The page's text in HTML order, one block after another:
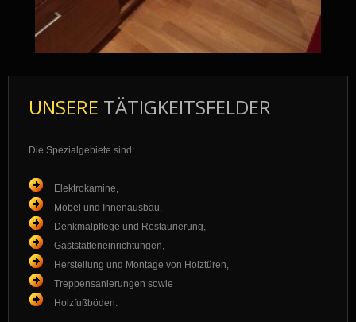
UNSERE TÄTIGKEITSFELDER
Die Spezialgebiete sind:
Elektrokamine,
Möbel und Innenausbau,
Denkmalpflege und Restaurierung,
Gaststätteneinrichtungen,
Herstellung und Montage von Holztüren,
Treppensanierungen sowie
Holzfußböden.